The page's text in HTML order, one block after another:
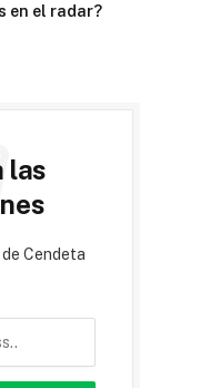
en el radar?
las
Cendeta